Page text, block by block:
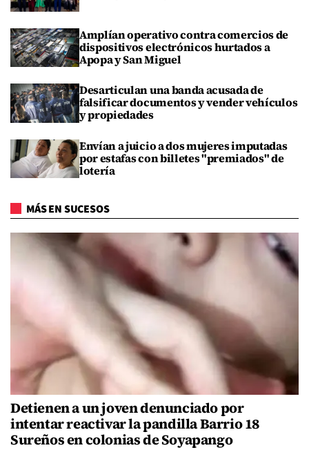
Amplían operativo contra comercios de
dispositivos electrónicos hurtados a
Apopa y San Miguel
Desarticulan una banda acusada de
falsificar documentos y vender vehículos
y propiedades
Envían a juicio a dos mujeres imputadas
por estafas con billetes "premiados" de
lotería
MÁS EN SUCESOS
Detienen a un joven denunciado por
intentar reactivar la pandilla Barrio 18
Sureños en colonias de Soyapango